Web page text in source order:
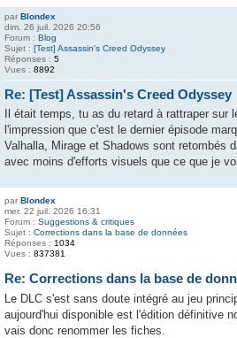
par Blondex
dim. 26 juil. 2026 20:56
Forum : Blog
Sujet : [Test] Assassin's Creed Odyssey
Réponses : 5
Vues : 8892
Re: [Test] Assassin's Creed Odyssey
Il était temps, tu as du retard à rattraper sur
l'impression que c'est le dernier épisode
Valhalla, Mirage et Shadows sont retombés
avec moins d'efforts visuels que ce que je
par Blondex
mer. 22 juil. 2026 16:31
Forum : Suggestions & critiques
Sujet : Corrections dans la base de données
Réponses : 1034
Vues : 837381
Re: Corrections dans la base de
Le DLC s'est sans doute intégré au jeu
aujourd'hui disponible est l'édition définitive
vais donc renommer les fiches.